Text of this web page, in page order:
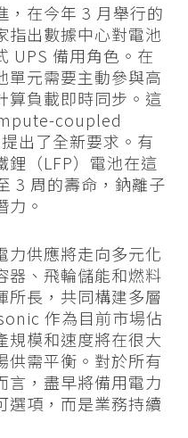
，在今年 3 月舉行的
指出數據中心對電池
UPS 備用角色。在
單元需要主動參與高
算負載即時同步。這
coupled
出了全新要求。有
鋰（LFP）電池在這
3 周的壽命，鈉離子
力。
力供應將走向多元化
器、飛輪儲能和燃料
所長，共同構建多層
作為目前市場佔
規模和速度將在很大
供需平衡。對於所有
言，盡早將備用電力
選項，而是業務持續